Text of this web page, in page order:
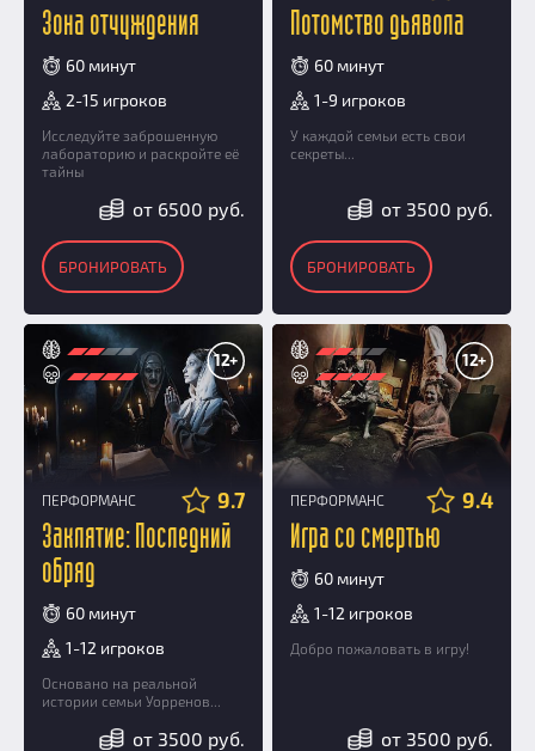
Зона отчуждения
60 минут
2-15 игроков
Исследуйте заброшенную
лабораторию и раскройте её
тайны
от 6500 руб.
БРОНИРОВАТЬ
Потомство дьявола
60 минут
1-9 игроков
У каждой семьи есть свои
секреты...
от 3500 руб.
БРОНИРОВАТЬ
12+
ПЕРФОРМАНС 9.7
Заклятие: Последний
обряд
60 минут
1-12 игроков
Основано на реальной
истории семьи Уорренов...
от 3500 руб.
12+
ПЕРФОРМАНС 9.4
Игра со смертью
60 минут
1-12 игроков
Добро пожаловать в игру!
от 3500 руб.